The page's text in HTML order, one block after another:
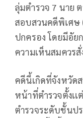
ลุ่มตำรวจ 7 นาย
สอบสวนคดีพิเศษ
ปกครอง โดยมีอัย
ความเห็นสมควร
คดีนี้เกิดที่จังหวัด
หน้าที่ตํารวจตั้งเ
ตำรวจระดับชั้นป